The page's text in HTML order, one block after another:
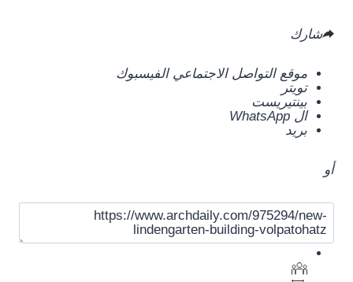
شارك
موقع التواصل الاجتماعي الفيسبوك
تويتر
بينتيريست
ال WhatsApp
بريد
أو